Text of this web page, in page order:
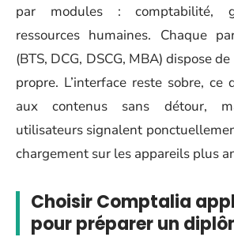
par modules : comptabilité,
ressources humaines. Chaque
(BTS, DCG, DSCG, MBA) dispose
propre. L’interface reste sobre, ce
aux contenus sans détour,
utilisateurs signalent
chargement sur les appareils plus
Choisir Comptalia
pour préparer un